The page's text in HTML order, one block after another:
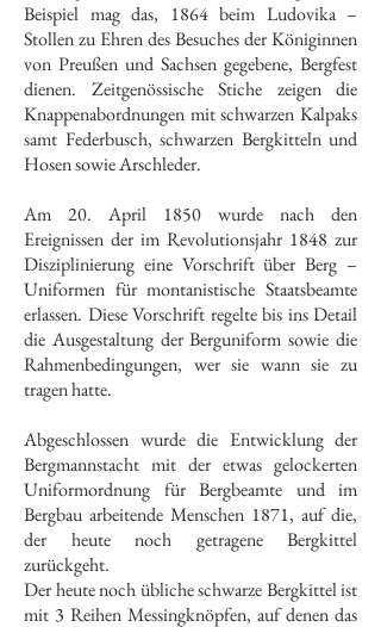
Beispiel mag das, 1864 beim Ludovika –
Stollen zu Ehren des Besuches der Königinnen
von Preußen und Sachsen gegebene, Bergfest
dienen. Zeitgenössische Stiche zeigen die
Knappenabordnungen mit schwarzen Kalpaks
samt Federbusch, schwarzen Bergkitteln und
Hosen sowie Arschleder.
Am 20. April 1850 wurde nach den
Ereignissen der im Revolutionsjahr 1848 zur
Disziplinierung eine Vorschrift über Berg –
Uniformen für montanistische Staatsbeamte
erlassen. Diese Vorschrift regelte bis ins Detail
die Ausgestaltung der Berguniform sowie die
Rahmenbedingungen, wer sie wann sie zu
tragen hatte.
Abgeschlossen wurde die Entwicklung der
Bergmannstacht mit der etwas gelockerten
Uniformordnung für Bergbeamte und im
Bergbau arbeitende Menschen 1871, auf die,
der heute noch getragene Bergkittel
zurückgeht.
Der heute noch übliche schwarze Bergkittel ist
mit 3 Reihen Messingknöpfen, auf denen das